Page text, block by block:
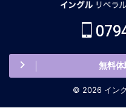
無料
© 2026 イン